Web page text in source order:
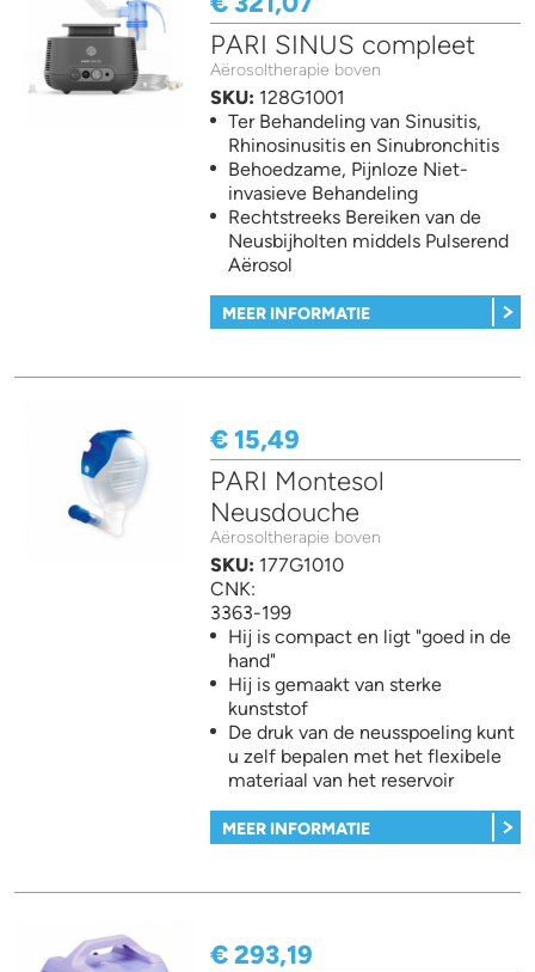
PARI SINUS compleet
Aërosoltherapie boven
SKU: 128G1001
Ter Behandeling van Sinusitis,
Rhinosinusitis en Sinubronchitis
Behoedzame, Pijnloze Niet-
invasieve Behandeling
Rechtstreeks Bereiken van de
Neusbijholten middels Pulserend
Aërosol
MEER INFORMATIE
€ 15,49
PARI Montesol
Neusdouche
Aërosoltherapie boven
SKU: 177G1010
CNK:
3363-199
Hij is compact en ligt "goed in de
hand"
Hij is gemaakt van sterke
kunststof
De druk van de neusspoeling kunt
u zelf bepalen met het flexibele
materiaal van het reservoir
MEER INFORMATIE
€ 293,19